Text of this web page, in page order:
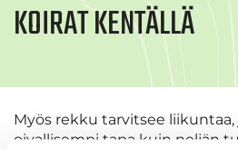
KOIRAT KENTÄLLÄ
Myös rekku tarvitsee liikuntaa,
oivallisempi tapa kuin neljän